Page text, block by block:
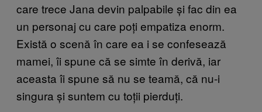
care trece Jana devin palpabile și fac din ea
un personaj cu care poți empatiza enorm.
Există o scenă în care ea i se confesează
mamei, îi spune că se simte în derivă, iar
aceasta îi spune să nu se teamă, că nu-i
singura și suntem cu toții pierduți.